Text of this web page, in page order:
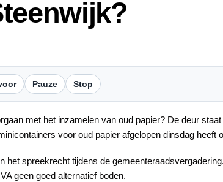
Pauze Stop
met het inzamelen van oud papier? De deur
voor oud papier afgelopen dinsdag heeft
spreekrecht tijdens de
geen goed alternatief boden.